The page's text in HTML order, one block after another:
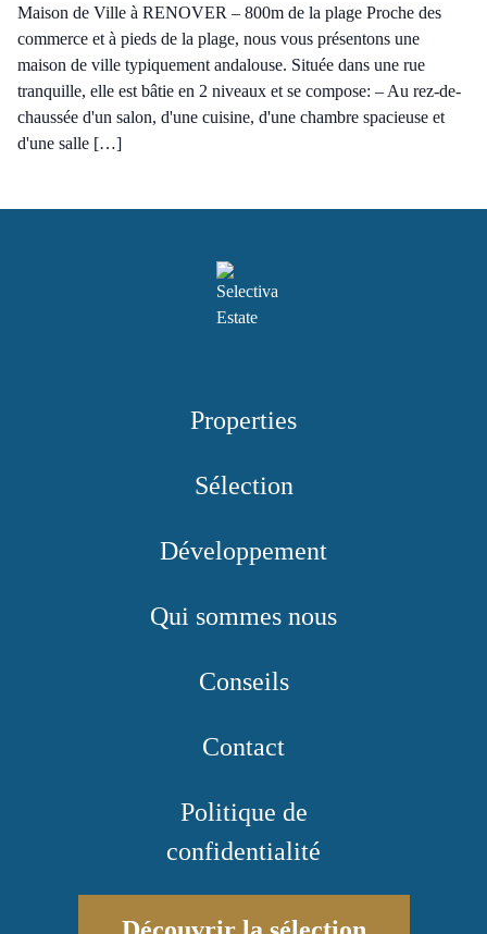
Maison de Ville à RENOVER – 800m de la plage Proche des
commerce et à pieds de la plage, nous vous présentons une
maison de ville typiquement andalouse. Située dans une rue
tranquille, elle est bâtie en 2 niveaux et se compose: – Au rez-de-
chaussée d'un salon, d'une cuisine, d'une chambre spacieuse et
d'une salle […]
Properties
Sélection
Développement
Qui sommes nous
Conseils
Contact
Politique de
confidentialité